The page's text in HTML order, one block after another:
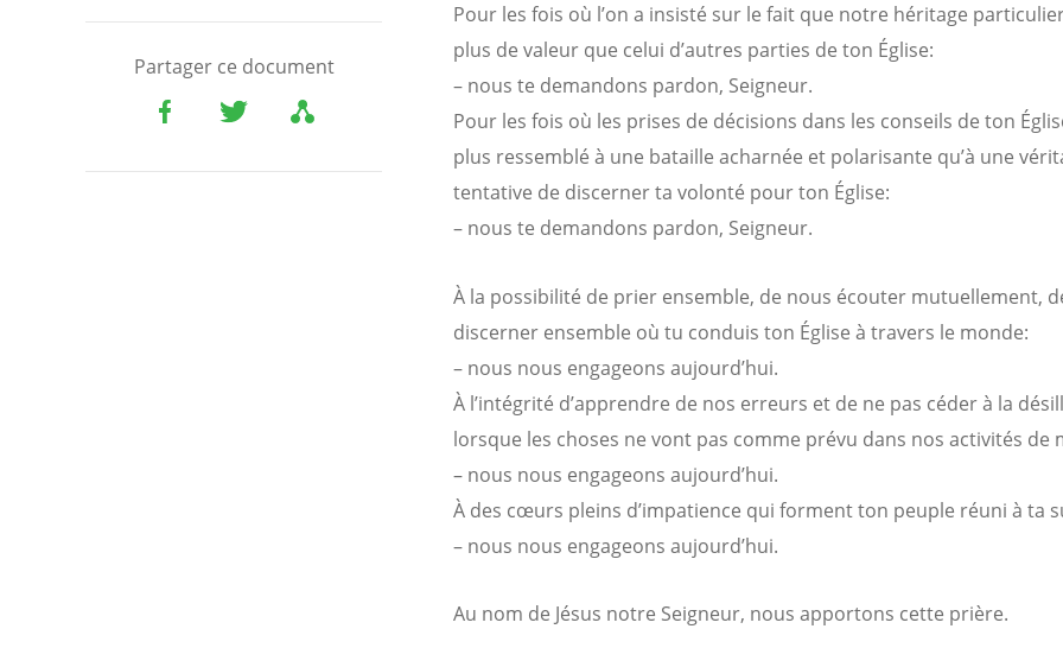
Partager ce document
Pour les fois où l’on a insisté sur le fait que notre héritage
plus de valeur que celui d’autres parties de ton Église:
– nous te demandons pardon, Seigneur.
Pour les fois où les prises de décisions dans les conseils de ton
plus ressemblé à une bataille acharnée et polarisante qu’à une
tentative de discerner ta volonté pour ton Église:
– nous te demandons pardon, Seigneur.
À la possibilité de prier ensemble, de nous écouter mutuellement,
discerner ensemble où tu conduis ton Église à travers le monde:
– nous nous engageons aujourd’hui.
À l’intégrité d’apprendre de nos erreurs et de ne pas céder à la
lorsque les choses ne vont pas comme prévu dans nos activités de
– nous nous engageons aujourd’hui.
À des cœurs pleins d’impatience qui forment ton peuple réuni à ta
– nous nous engageons aujourd’hui.
Au nom de Jésus notre Seigneur, nous apportons cette prière.